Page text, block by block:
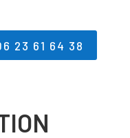
23 61 64 38